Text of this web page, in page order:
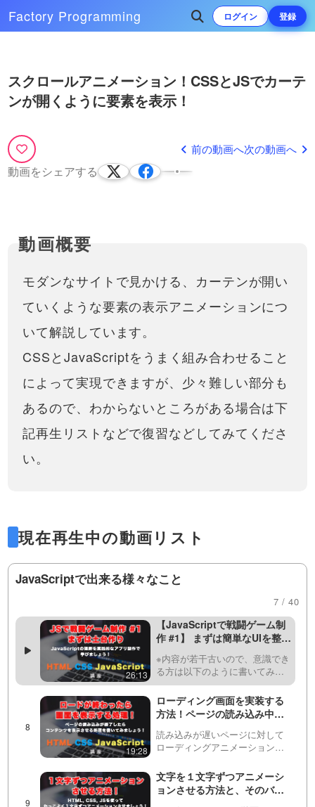
Factory Programming ログイン 登録
Video
次によく再生されている動画
パララックス（視差効果）につい
きのある演出をしてみましょう！
るパララックス（parallax）・視差
ます。自前で実装するのは難しいた
め、Rellax.js（リラックス）という
CSSで円形グラデーション！
につ…
33:34
レーターを１から作ってみましょ
う！ まずはファイルの作成や簡
単なパスワード生成から #1
JavaScriptでWebアプリケーション
す。ライブコーディングをおこない
させる方法と、そのバリエーショ
ン・考え方を紹介！かっこいい
CSSアニメーションを実装できる
ようになりましょう！
transformについての動画はこちら
https://factory-programming-
mv.com/video/今回は、文字を1文字
ずつアニメーションで動かす方法を
紹介します。最近はアニメ…
スクロールアニメーション！CSSとJSでカーテ
ンが開くように要素を表示！
動画をシェアする
前の動画へ次の動画へ
モダンなサイトで見かける、カーテンが開い
ていくような要素の表示アニメーションにつ
いて解説しています。
CSSとJavaScriptをうまく組み合わせること
によって実現できますが、少々難しい部分も
あるので、わからないところがある場合は下
記再生リストなどで復習などしてみてくださ
い。
現在再生中の動画リスト
JavaScriptで出来る様々なこと
7 / 40
モーダルウィンドウ・ダイア
ログウィンドウの作り方１
（おみくじ）を作る方法！
※ こちらの動画は現在Youtubeで
閲覧することができません。以
下の動画サービスに有料登録
（プレミアム会員）することで
でシンプルに作る方法
この動画では、HTML、CSS、
JavaScriptを用いて、ドロップダ
ウンメニューの作成方法につい
て解説しています。親メニュー
と子供のメニュー(サブメニュー)
を含むドロップダウンメニュー
のHTML…
を使って、タブ（tab）が複数
書きましょう。HTML/CSSの
HTML, CSS, JSを使ってタブ切
り替えを行う方法を紹介してい
について説明しています。
classListのadd, remove, toggle
JavaScriptで定期的に処理を
する！setIntervalと
clearIntervalの使い方とその
コーディング事例
JavaScriptでタイマーやカウント
ダウンなど定期的に処理をする
方法を紹介しています。動画で
は実際にカウントダウンタイマ
ーを作っているところを説明し
ながらsetIntervalとclearInt…
26:13
【JavaScriptで戦闘ゲーム制
作 #1】 まずは簡単なUIを整え
ら作っていきましょう！
※内容が若干古いので、意識でき
る方は以下のように書いてみて
ください。・アロー関数を使え
るところはアロー関数で書きま
しょう。・オブジェクトからデ
ータを取得するときは、ドット
を使って書いてください。//…
19:28
ローディング画面を実装する
方法！ページの読み込み中に
を表示させてみましょう！
読み込みが遅いページに対して
ローディングアニメーション
しないといけない場面があると
思いますが、今回はユーザーに
待たせているのを感じさせにく
文字を１文字ずつアニメーシ
ョンさせる方法と、そのバリ